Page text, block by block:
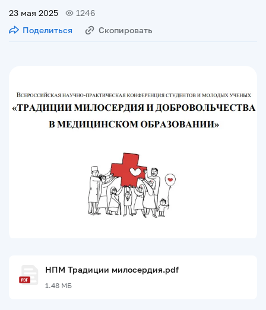
23 мая 2025
1246
Поделиться
Скопировать
НПМ Традиции милосердия.pdf
1.48 МБ